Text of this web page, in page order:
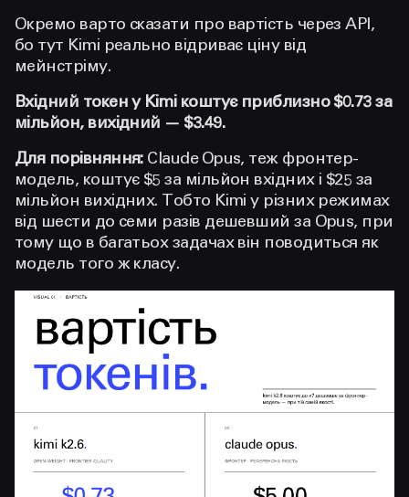
Окремо варто сказати про вартість через API,
бо тут Kimi реально відриває ціну від
мейнстріму.
Вхідний токен у Kimi коштує приблизно $0.73 за
мільйон, вихідний — $3.49.
Для порівняння:Claude Opus, теж фронтер-
модель, коштує $5 за мільйон вхідних і $25 за
мільйон вихідних. Тобто Kimi у різних режимах
від шести до семи разів дешевший за Opus, при
тому що в багатьох задачах він поводиться як
модель того ж класу.